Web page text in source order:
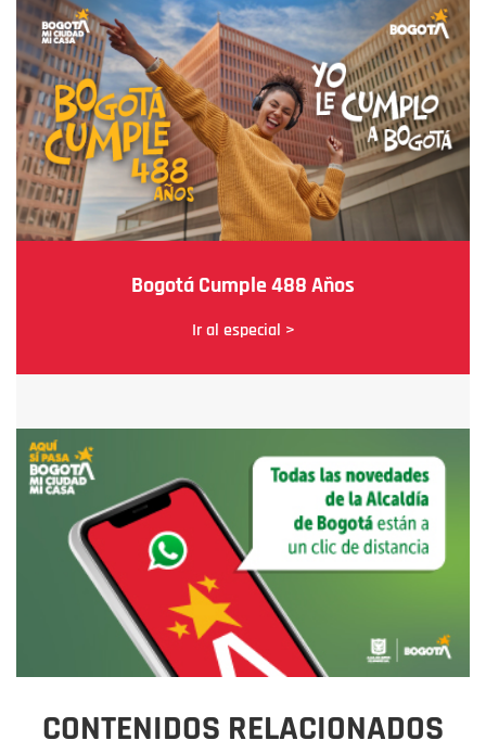
Bogotá Cumple 488 Años
Ir al especial >
CONTENIDOS RELACIONADOS